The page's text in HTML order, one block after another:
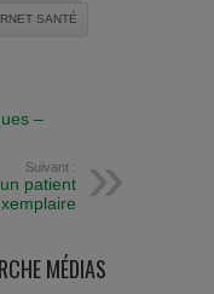
SANTÉ
–
Suivant :
patient
MÉDIAS